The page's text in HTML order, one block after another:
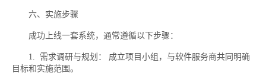
六、实施步骤
成功上线一套系统，通常遵循以下步骤：
1. 需求调研与规划： 成立项目小组，与软件服务商共同明确
目标和实施范围。